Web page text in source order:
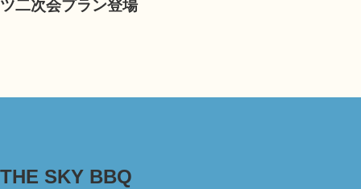
ツ二次会プラン登場
THE SKY BBQ